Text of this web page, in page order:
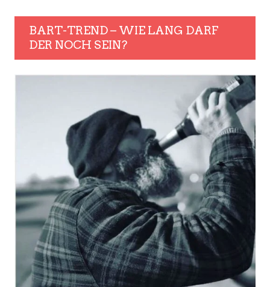
BART-TREND – WIE LANG DARF
DER NOCH SEIN?